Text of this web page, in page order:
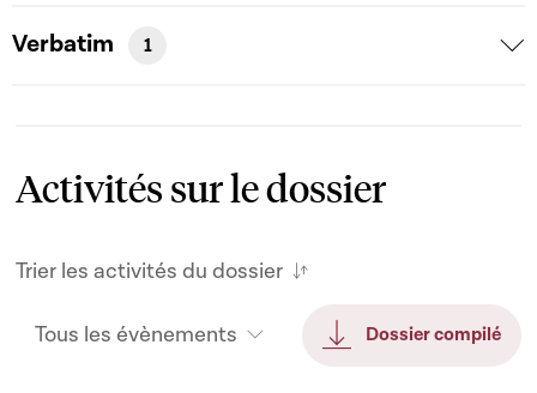
Verbatim 1
Activités sur le dossier
Trier les activités du dossier
Tous les évènements Dossier compilé